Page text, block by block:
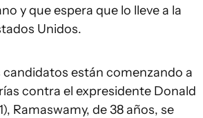
y que espera que lo lleve a la
Unidos.
están comenzando a
contra el expresidente Donald
Ramaswamy, de 38 años, se